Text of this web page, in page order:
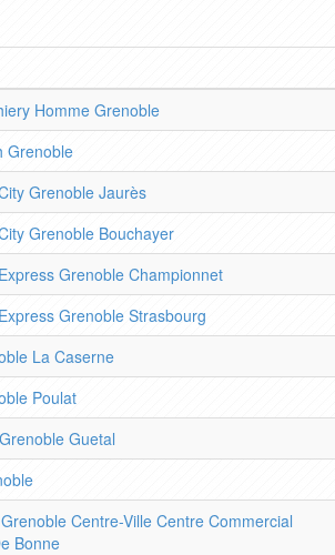
Homme Grenoble
Grenoble
Grenoble Jaurès
Grenoble Bouchayer
Grenoble Championnet
Grenoble Strasbourg
La Caserne
Poulat
Guetal
Centre-Ville Centre Commercial
Bonne